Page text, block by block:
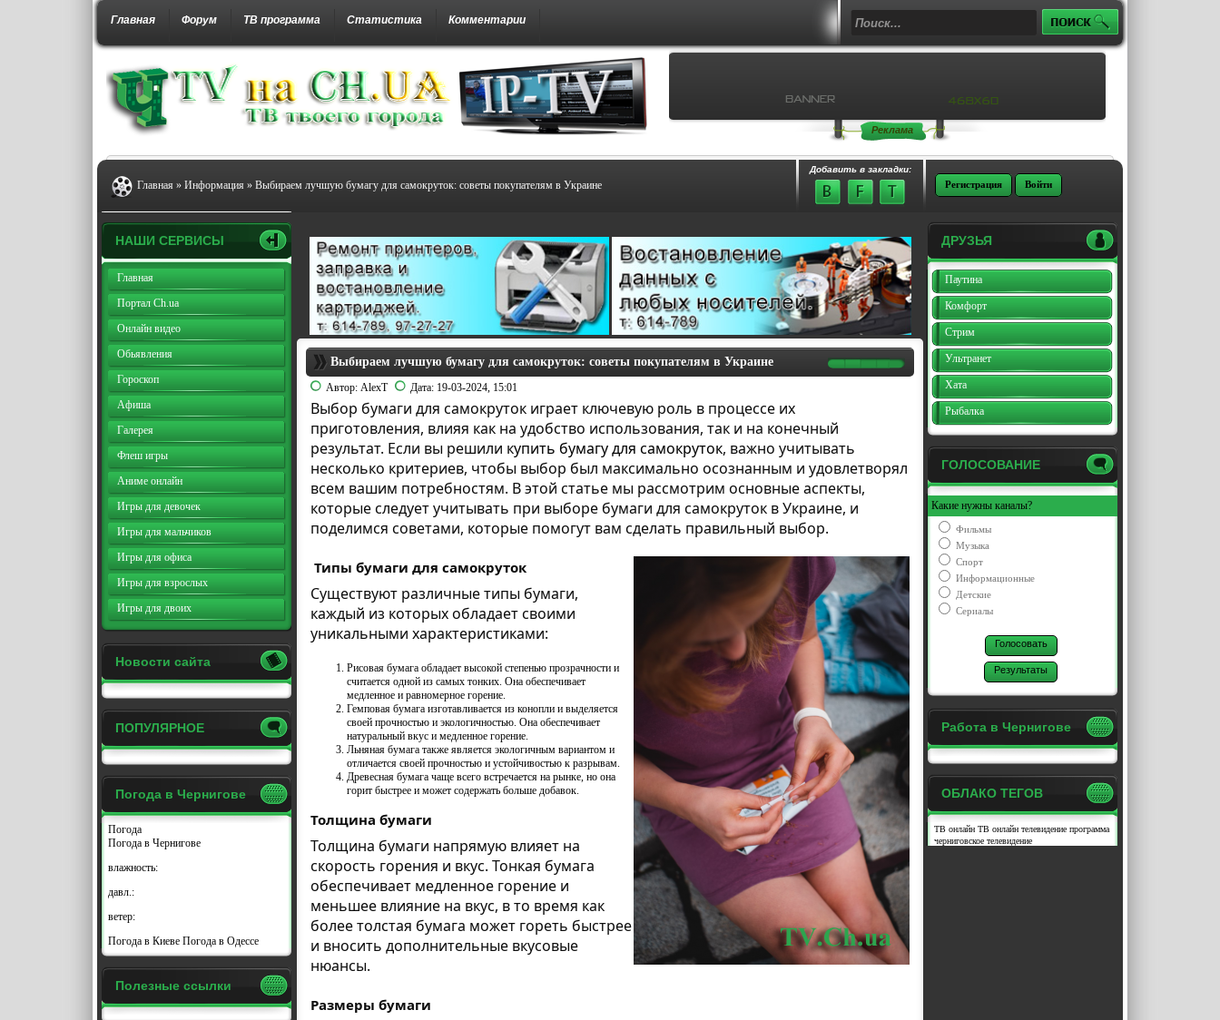
Главная Форум ТВ программа Статистика Комментарии
Реклама
Главная » Информация » Выбираем лучшую бумагу для самокруток: советы покупателям в Украине Регистрация Войти
Добавить в закладки:
Выбираем лучшую бумагу для самокруток: советы покупателям в Украине
Автор: AlexT Дата: 19-03-2024, 15:01
Выбор бумаги для самокруток играет ключевую роль в процессе их
приготовления, влияя как на удобство использования, так и на конечный
результат. Если вы решили купить бумагу для самокруток, важно учитывать
несколько критериев, чтобы выбор был максимально осознанным и удовлетворял
всем вашим потребностям. В этой статье мы рассмотрим основные аспекты,
которые следует учитывать при выборе бумаги для самокруток в Украине, и
поделимся советами, которые помогут вам сделать правильный выбор.
Типы бумаги для самокруток
Существуют различные типы бумаги,
каждый из которых обладает своими
уникальными характеристиками:
Рисовая бумага обладает высокой степенью прозрачности и
считается одной из самых тонких. Она обеспечивает
медленное и равномерное горение.
Гемповая бумага изготавливается из конопли и выделяется
своей прочностью и экологичностью. Она обеспечивает
натуральный вкус и медленное горение.
Льняная бумага также является экологичным вариантом и
отличается своей прочностью и устойчивостью к разрывам.
Древесная бумага чаще всего встречается на рынке, но она
горит быстрее и может содержать больше добавок.
Толщина бумаги
Толщина бумаги напрямую влияет на
скорость горения и вкус. Тонкая бумага
обеспечивает медленное горение и
меньшее влияние на вкус, в то время как
более толстая бумага может гореть быстрее
и вносить дополнительные вкусовые
нюансы.
Размеры бумаги
НАШИ СЕРВИСЫ
Главная
Портал Ch.ua
Онлайн видео
Обьявления
Гороскоп
Афиша
Галерея
Флеш игры
Аниме онлайн
Игры для девочек
Игры для мальчиков
Игры для офиса
Игры для взрослых
Игры для двоих
Новости сайта
ПОПУЛЯРНОЕ
Погода в Чернигове
Погода
Погода в Чернигове
влажность:
давл.:
ветер:
Погода в Киеве Погода в Одессе
Полезные ссылки
ДРУЗЬЯ
Паутина
Комфорт
Стрим
Ультранет
Хата
Рыбалка
ГОЛОСОВАНИЕ
Какие нужны каналы?
Фильмы
Музыка
Спорт
Информационные
Детские
Сериалы
Работа в Чернигове
ОБЛАКО ТЕГОВ
ТВ онлайн ТВ онлайн телевидение программа
черниговское телевидение